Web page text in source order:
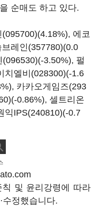
순매도 하고 있다.
(095700)(4.18%), 에코
브레인(357780)(0.0
(096530)(-3.50%), 펄
치엘비(028300)(-1.6
카카오게임즈(293
(-0.86%), 셀트리온
익IPS(240810)(-0.7
및 윤리강령에 따라
수정했습니다.